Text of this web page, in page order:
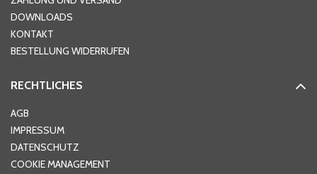
Ort*
Telefon
DOWNLOADS
KONTAKT
BESTELLUNG WIDERRUFEN
RECHTLICHES
AGB
IMPRESSUM
DATENSCHUTZ
COOKIE MANAGEMENT